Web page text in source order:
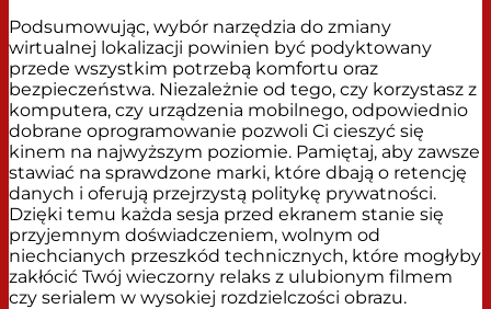
Podsumowując, wybór narzędzia do zmiany
wirtualnej lokalizacji powinien być podyktowany
przede wszystkim potrzebą komfortu oraz
bezpieczeństwa. Niezależnie od tego, czy korzystasz z
komputera, czy urządzenia mobilnego, odpowiednio
dobrane oprogramowanie pozwoli Ci cieszyć się
kinem na najwyższym poziomie. Pamiętaj, aby zawsze
stawiać na sprawdzone marki, które dbają o retencję
danych i oferują przejrzystą politykę prywatności.
Dzięki temu każda sesja przed ekranem stanie się
przyjemnym doświadczeniem, wolnym od
niechcianych przeszkód technicznych, które mogłyby
zakłócić Twój wieczorny relaks z ulubionym filmem
czy serialem w wysokiej rozdzielczości obrazu.